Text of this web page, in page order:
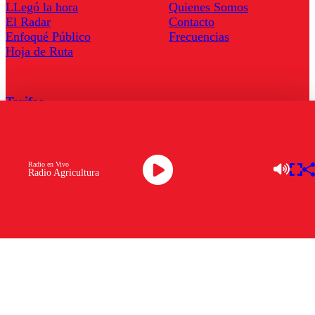
Radio Agricultura
Radio en Vivo
LLegó la hora
El Radar
Enfoqué Público
Hoja de Ruta
Quienes Somos
Contacto
Frecuencias
Tarifas
Descarga la APP